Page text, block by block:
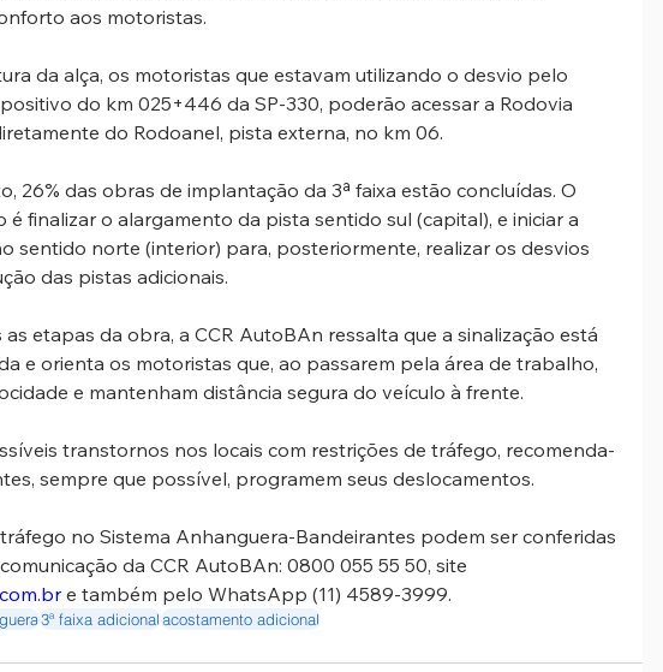
aos motoristas.
da alça, os motoristas que estavam utilizando o desvio pelo
do km 025+446 da SP-330, poderão acessar a Rodovia
do Rodoanel, pista externa, no km 06.
26% das obras de implantação da 3ª faixa estão concluídas. O
é finalizar o alargamento da pista sentido sul (capital), e iniciar a
sentido norte (interior) para, posteriormente, realizar os desvios
das pistas adicionais.
etapas da obra, a CCR AutoBAn ressalta que a sinalização está
e orienta os motoristas que, ao passarem pela área de trabalho,
e mantenham distância segura do veículo à frente.
transtornos nos locais com restrições de tráfego, recomenda-
sempre que possível, programem seus deslocamentos.
no Sistema Anhanguera-Bandeirantes podem ser conferidas
da CCR AutoBAn: 0800 055 55 50, site
e também pelo WhatsApp (11) 4589-3999.
3ª faixa adicionalacostamento adicional